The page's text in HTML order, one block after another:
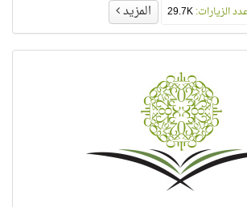
الزيارات:29.7K المزيد